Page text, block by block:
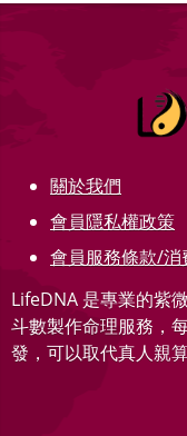
關於我們
會員隱私權政策
會員服務條款/消
LifeDNA 是專業的紫
斗數製作命理服務，
發，可以取代真人親算